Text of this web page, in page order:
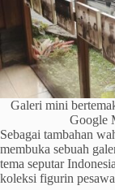
Galeri mini
Google
Sebagai tambahan
membuka sebuah
tema seputar
koleksi figurin